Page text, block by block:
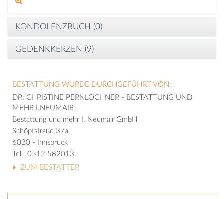
KONDOLENZBUCH (0)
GEDENKKERZEN (9)
BESTATTUNG WURDE DURCHGEFÜHRT VON:
DR. CHRISTINE PERNLOCHNER - BESTATTUNG UND
MEHR I.NEUMAIR
Bestattung und mehr I. Neumair GmbH
Schöpfstraße 37a
6020 - Innsbruck
Tel.: 0512 582013
ZUM BESTATTER